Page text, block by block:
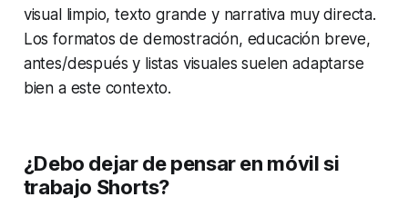
visual limpio, texto grande y narrativa muy directa.
Los formatos de demostración, educación breve,
antes/después y listas visuales suelen adaptarse
bien a este contexto.
¿Debo dejar de pensar en móvil si
trabajo Shorts?